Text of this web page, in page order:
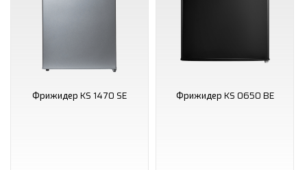
Фрижидер KS 1470 SE Фрижидер KS 0650 BE